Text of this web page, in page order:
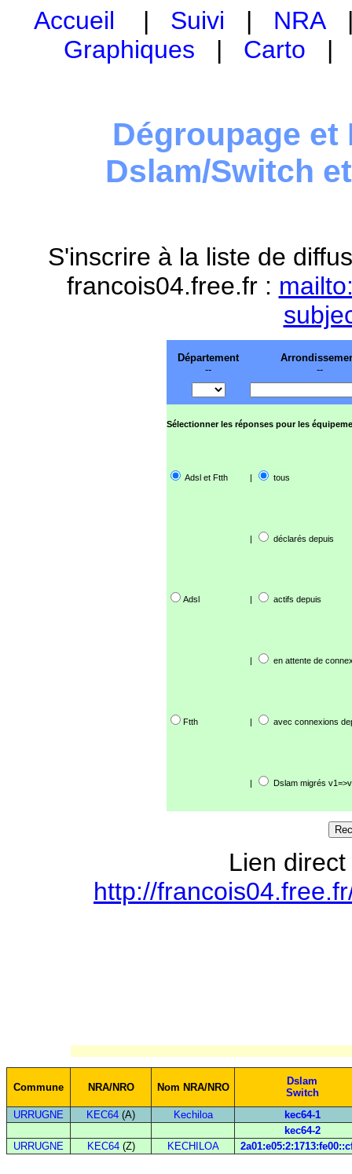
Accueil | Suivi | NRA
Graphiques | Carto
Dégroupage et
Dslam/Switch
S'inscrire à la liste de
francois04.free.fr :
Département
--
--
Sélectionner les réponses pour les
Adsl et Ftth | tous
| déclarés depuis
Adsl | actifs depuis
| en attente de
Ftth | avec connexions
| Dslam migrés
Lien
http://
Commune NRA/NRO Nom NRA/NRO
Dslam
Switch
URRUGNE
KEC64 (A) Kechiloa
kec64-1
kec64-2
URRUGNE
KEC64(Z) KECHILOA